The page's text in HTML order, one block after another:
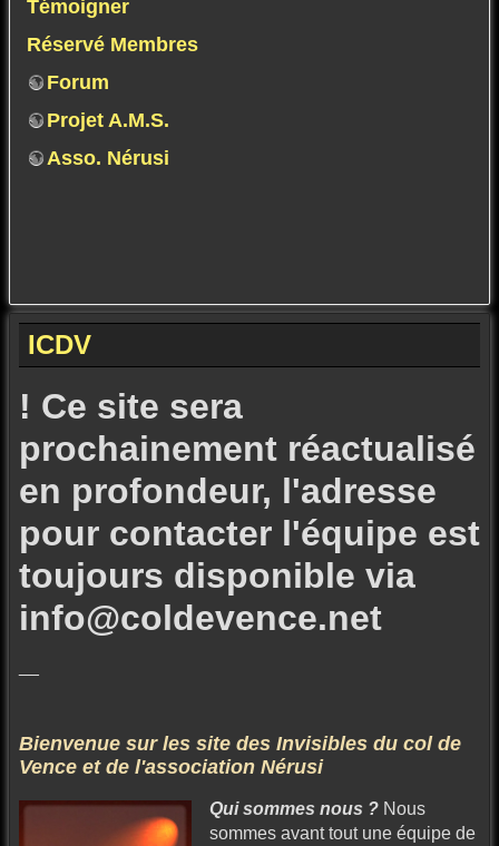
Témoigner
Réservé Membres
Forum
Projet A.M.S.
Asso. Nérusi
ICDV
! Ce site sera
prochainement réactualisé
en profondeur, l'adresse
pour contacter l'équipe est
toujours disponible via
info@coldevence.net
Bienvenue sur les site des Invisibles du col de
Vence et de l'association Nérusi
Qui sommes nous ? Nous
sommes avant tout une équipe de